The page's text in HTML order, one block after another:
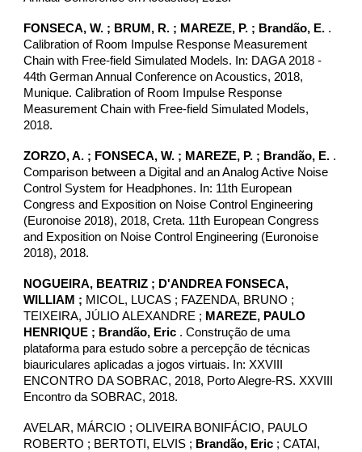
FONSECA, W. ; BRUM, R. ; MAREZE, P. ; Brandão, E. .
Calibration of Room Impulse Response Measurement
Chain with Free-field Simulated Models. In: DAGA 2018 -
44th German Annual Conference on Acoustics, 2018,
Munique. Calibration of Room Impulse Response
Measurement Chain with Free-field Simulated Models,
2018.
ZORZO, A. ; FONSECA, W. ; MAREZE, P. ; Brandão, E. .
Comparison between a Digital and an Analog Active Noise
Control System for Headphones. In: 11th European
Congress and Exposition on Noise Control Engineering
(Euronoise 2018), 2018, Creta. 11th European Congress
and Exposition on Noise Control Engineering (Euronoise
2018), 2018.
NOGUEIRA, BEATRIZ ; D'ANDREA FONSECA,
WILLIAM ; MICOL, LUCAS ; FAZENDA, BRUNO ;
TEIXEIRA, JÚLIO ALEXANDRE ; MAREZE, PAULO
HENRIQUE ; Brandão, Eric . Construção de uma
plataforma para estudo sobre a percepção de técnicas
biauriculares aplicadas a jogos virtuais. In: XXVIII
ENCONTRO DA SOBRAC, 2018, Porto Alegre-RS. XXVIII
Encontro da SOBRAC, 2018.
AVELAR, MÁRCIO ; OLIVEIRA BONIFÁCIO, PAULO
ROBERTO ; BERTOTI, ELVIS ; Brandão, Eric ; CATAI,